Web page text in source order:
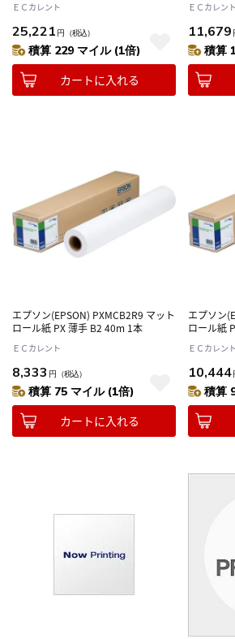
ＥＣカレント
25,221 円 （税込）
積算 229 マイル (1倍)
カートに入れる
ＥＣカレント
11,679
積算
エプソン(EPSON) PXMCB2R9 マット
ロール紙 PX 薄手 B2 40m 1本
ＥＣカレント
8,333 円 （税込）
積算 75 マイル (1倍)
カートに入れる
エプソン
ロール紙
ＥＣカレント
10,444
積算